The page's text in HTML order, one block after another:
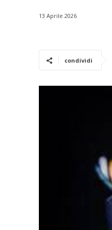
13 Aprile 2026
condividi